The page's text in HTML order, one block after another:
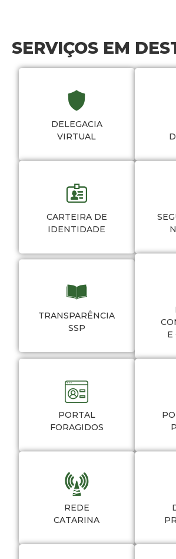
SERVIÇOS EM
DELEGACIA
VIRTUAL
CARTEIRA DE
IDENTIDADE
TRANSPARÊNCIA
SSP
E
PORTAL
FORAGIDOS
REDE
CATARINA